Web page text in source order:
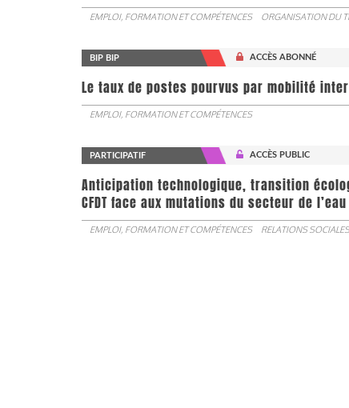
EMPLOI, FORMATION ET COMPÉTENCES ORGANISATION DU
BIP BIP ACCÈS ABONNÉ
Le taux de postes pourvus par mobilité
EMPLOI, FORMATION ET COMPÉTENCES
PARTICIPATIF ACCÈS PUBLIC
Anticipation technologique, transition
CFDT face aux mutations du secteur de l’eau
EMPLOI, FORMATION ET COMPÉTENCES RELATIONS SOCIALES